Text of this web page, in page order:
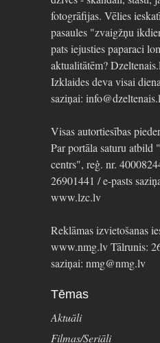
fotogrāfijas. Vēlies
pasaules "zvaigžņu
pats iejusties paparaci
aktualitātēm?
Izklaides deva visai
saziņai:
Visas autortiesības
Par portāla saturu atbild
centrs", reģ. nr.
26901441 / e-pasts
www.lzc.lv
Reklāmas izvietošanas
www.nmg.lv Tālrunis:
saziņai: nmg@nmg.lv
Tēmas
Aktuāli
Filmas/Seriāli